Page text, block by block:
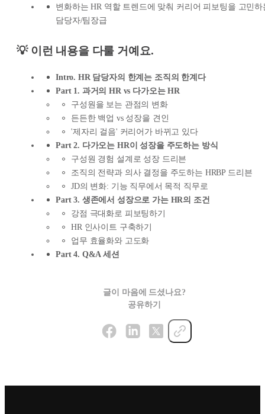
변화하는 HR 역할 트렌드에 맞춰 커리어 피보팅을 고민하
담당자/팀장급
💡 이런 내용을 다룰 거예요.
Intro. HR 담당자의 한계는 조직의 한계다
Part 1. 과거의 HR vs 다가오는 HR
구성원을 보는 관점의 변화
든든한 백업 vs 성장을 견인
'제자리 걸음' 커리어가 바뀌고 있다
Part 2. 다가오는 HR이 성장을 주도하는 방식
구성원 경험 설계로 성장 드리븐
조직의 전략과 의사 결정을 주도하는 HRBP 드리븐
JD의 변화: 기능 직무에서 목적 직무로
Part 3. 생존에서 성장으로 가는 HR의 조건
강점 극대화로 피보팅하기
HR 인사이트 구축하기
업무 효율화와 고도화
Part 4. Q&A 세션
글이 마음에 드셨나요?
공유하기